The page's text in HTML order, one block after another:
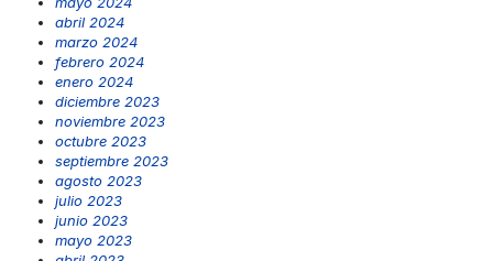
abril 2024
marzo 2024
febrero 2024
enero 2024
diciembre 2023
noviembre 2023
octubre 2023
septiembre 2023
agosto 2023
julio 2023
junio 2023
mayo 2023